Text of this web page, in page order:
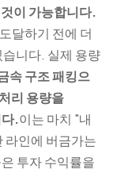
이 가능합니다.
달하기 전에 더
니다. 실제 용량
구조 패킹으
리 용량을
.이는 마치 "내
라인에 버금가는
투자 수익률을